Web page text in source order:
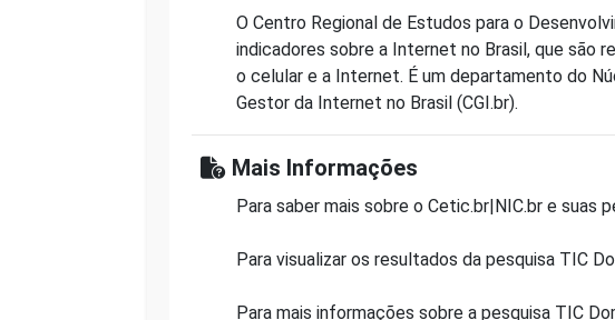
O Centro Regional de Estudos para o
indicadores sobre a Internet no Brasil, que são
o celular e a Internet. É um departamento do
Gestor da Internet no Brasil (CGI.br).
Mais Informações
Para saber mais sobre o Cetic.br|NIC.br e suas
Para visualizar os resultados da pesquisa TIC
Para mais informações sobre a pesquisa TIC